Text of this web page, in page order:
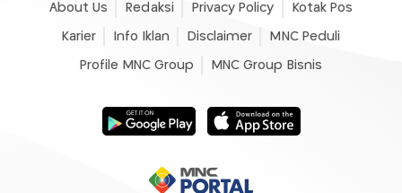
About Us Redaksi Privacy Policy Kotak Pos
Karier Info Iklan Disclaimer MNC Peduli
Profile MNC Group MNC Group Bisnis